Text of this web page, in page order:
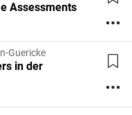
Assessments
Guericke
in der